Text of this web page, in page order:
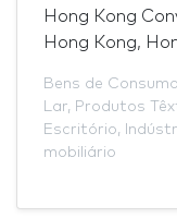
Hong Kong
Hong Kong,
Bens de Consumo
Lar, Produtos
Escritório,
mobiliário